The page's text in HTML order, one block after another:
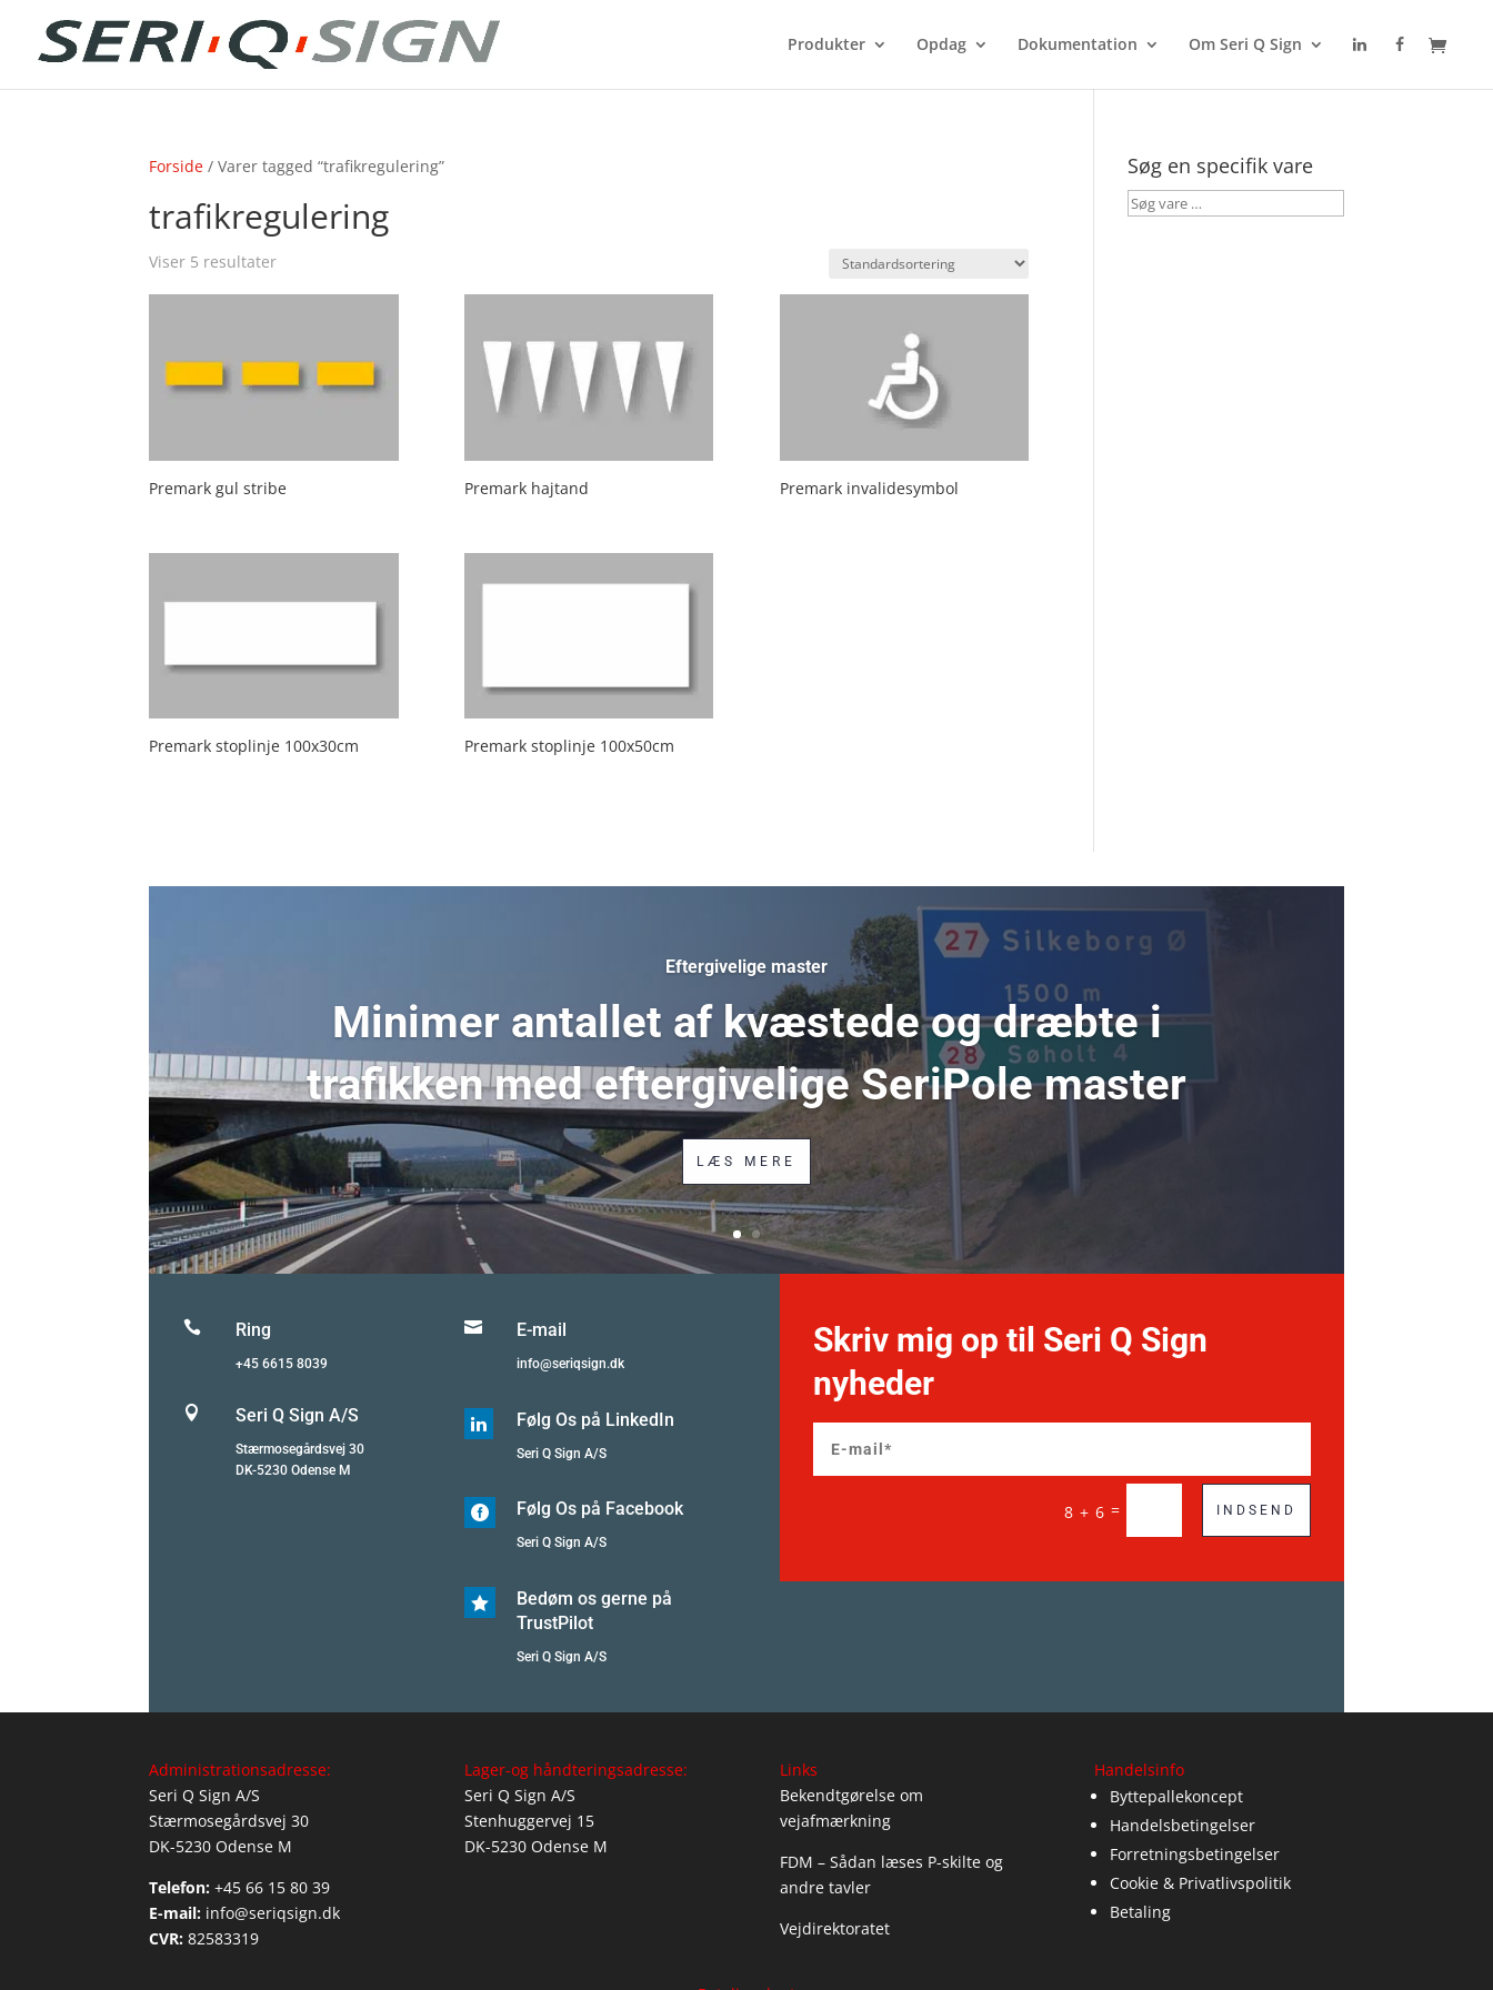
Produkter Opdag Dokumentation Om Seri Q Sign
Forside / Varer tagged “trafikregulering”
trafikregulering
Viser 5 resultater
Premark gul stribe Premark hajtand Premark invalidesymbol
Premark stoplinje 100x30cm Premark stoplinje 100x50cm
Søg en specifik vare
Søg
Eftergivelige master
Minimer antallet af kvæstede og dræbte i
trafikken med eftergivelige SeriPole master
LÆS MERE
 Ring
+45 6615 8039
 Seri Q Sign A/S
Stærmosegårdsvej 30
DK-5230 Odense M
 E-mail
info@seriqsign.dk
 Følg Os på LinkedIn
Seri Q Sign A/S
 Følg Os på Facebook
Seri Q Sign A/S

Bedøm os gerne på
TrustPilot
Seri Q Sign A/S
Skriv mig op til Seri Q Sign
nyheder
8 + 6 = INDSEND
Administrationsadresse:
Seri Q Sign A/S
Stærmosegårdsvej 30
DK-5230 Odense M
Telefon: +45 66 15 80 39
E-mail: info@seriqsign.dk
CVR: 82583319
Lager-og håndteringsadresse:
Seri Q Sign A/S
Stenhuggervej 15
DK-5230 Odense M
Links
Bekendtgørelse om
vejafmærkning
FDM – Sådan læses P-skilte og
andre tavler
Vejdirektoratet
Handelsinfo
Byttepallekoncept
Handelsbetingelser
Forretningsbetingelser
Cookie & Privatlivspolitik
Betaling